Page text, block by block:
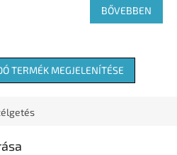
BŐVEBBEN
TERMÉK MEGJELENÍTÉSE